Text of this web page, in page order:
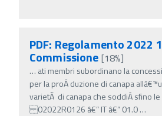
PDF: Regolamento 2022
Commissione [18%]
… ati membri subordinano la
per la proÂ­ duzione di canapa
varietÃ di canapa che soddiÂ­ sfino
02022R0126 â€” IT â€” 01.0…